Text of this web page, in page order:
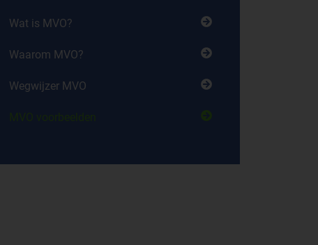
Wat is MVO?
Waarom MVO?
Wegwijzer MVO